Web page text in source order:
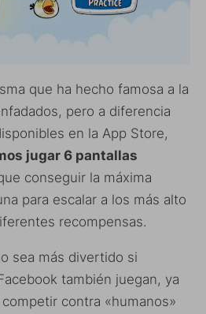
que ha hecho famosa a la
pero a diferencia
en la App Store,
jugar 6 pantallas
conseguir la máxima
para escalar a los más alto
recompensas.
sea más divertido si
también juegan, ya
contra «humanos»